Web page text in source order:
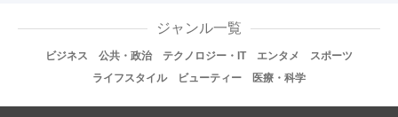
ジャンル一覧
ビジネス 公共・政治 テクノロジー・IT エンタメ
スポーツ
ライフスタイル
ビューティー 医療・科学